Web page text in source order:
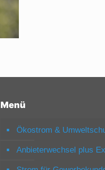
Menü
Ökostrom &
Anbieterwechsel plus